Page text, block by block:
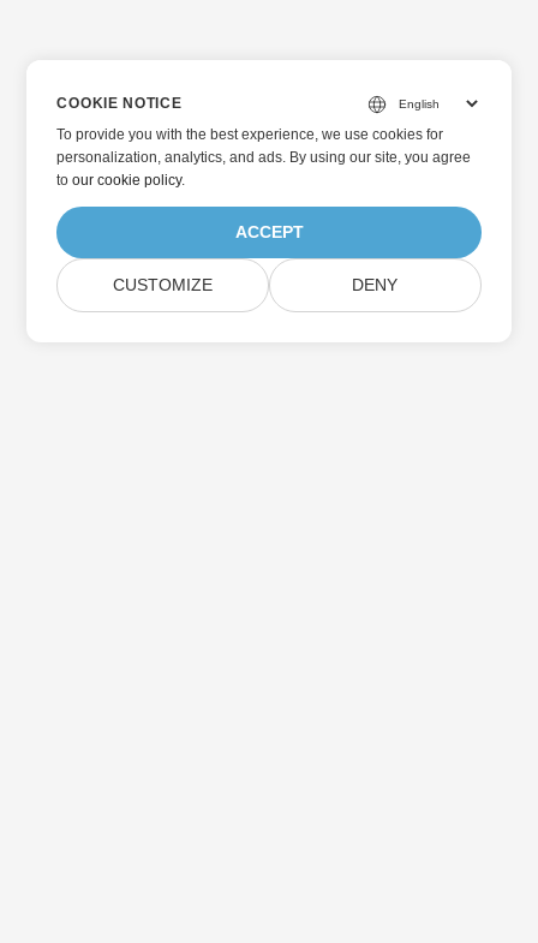
COOKIE NOTICE
To provide you with the best experience, we use cookies for
personalization, analytics, and ads. By using our site, you agree
toour cookie policy.
ACCEPT
CUSTOMIZE DENY